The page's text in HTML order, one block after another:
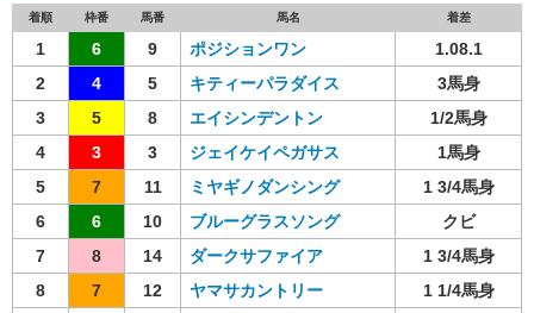
着順 枠番 馬番 馬名 着差
1 6 9 ポジションワン
1.08.1
2
4 5 キティーパラダイス
3馬身
3
5 8 エイシンデントン
1/2馬身
4
3 3 ジェイケイペガサス
1馬身
5
7 11 ミヤギノダンシング
1 3/4馬身
6
6 10 ブルーグラスソング
クビ
7
8 14 ダークサファイア
1 3/4馬身
8
7 12 ヤマサカントリー
1 1/4馬身